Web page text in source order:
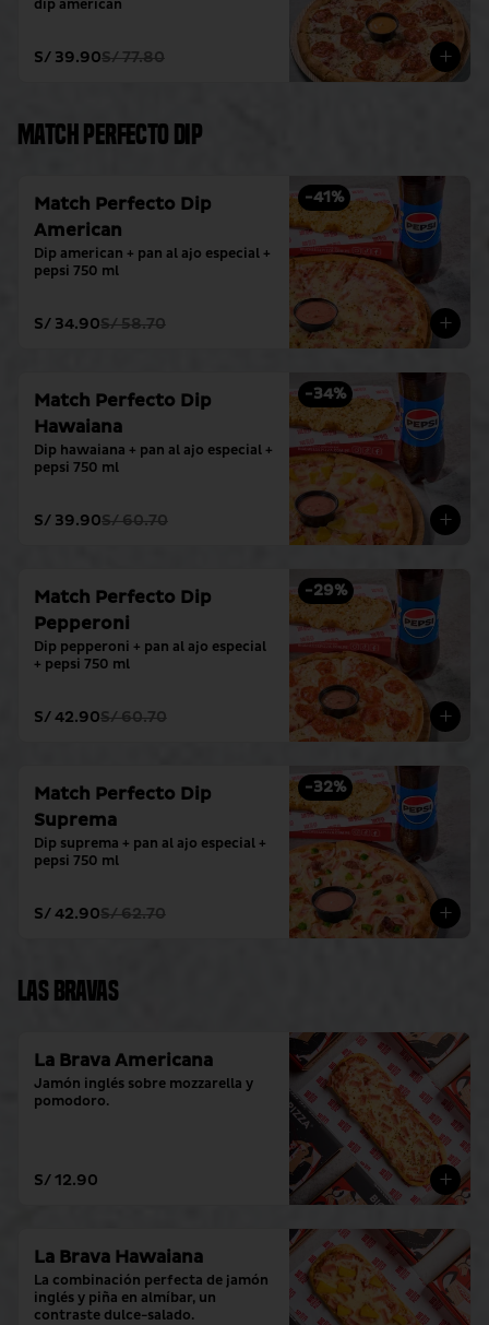
dip american
S/ 39.90S/ 77.80
Match Perfecto Dip
-41%
Match Perfecto Dip
American
Dip american + pan al ajo especial +
pepsi 750 ml
S/ 34.90S/ 58.70
-34%
Match Perfecto Dip
Hawaiana
Dip hawaiana + pan al ajo especial +
pepsi 750 ml
S/ 39.90S/ 60.70
-29%
Match Perfecto Dip
Pepperoni
Dip pepperoni + pan al ajo especial
+ pepsi 750 ml
S/ 42.90S/ 60.70
-32%
Match Perfecto Dip
Suprema
Dip suprema + pan al ajo especial +
pepsi 750 ml
S/ 42.90S/ 62.70
Las Bravas
La Brava Americana
Jamón inglés sobre mozzarella y
pomodoro.
S/ 12.90
La Brava Hawaiana
La combinación perfecta de jamón
inglés y piña en almíbar, un
contraste dulce-salado.